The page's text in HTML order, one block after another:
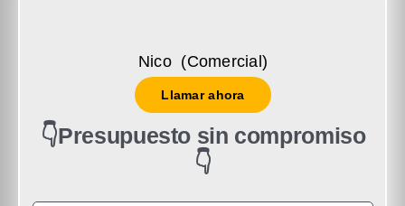
Nico (Comercial)
Llamar ahora
👇Presupuesto sin compromiso
👇